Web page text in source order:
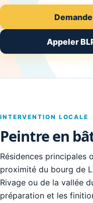
Appeler
INTERVENTION LOCALE
Peintre en
Résidences principales
proximité du bourg de
Rivage ou de la vallée
préparation et les